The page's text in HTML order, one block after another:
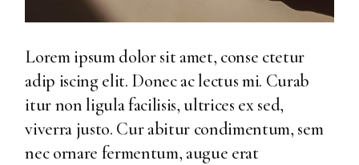
Lorem ipsum dolor sit amet, conse ctetur
adip iscing elit. Donec ac lectus mi. Curab
itur non ligula facilisis, ultrices ex sed,
viverra justo. Cur abitur condimentum, sem
nec ornare fermentum, augue erat